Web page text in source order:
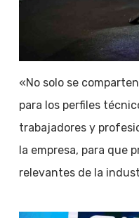
«No solo se
para los perfiles
trabajadores y
la empresa, para que
relevantes de la